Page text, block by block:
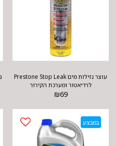
עוצר נזילות מים Prestone Stop Leak
לרדיאטור ומערכת הקירור
₪69
במבצע